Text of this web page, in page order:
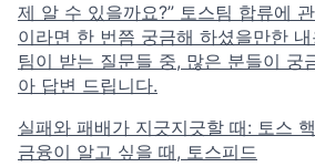
제 알 수 있을까요?” 토스팀 합류에
이라면 한 번쯤 궁금해 하셨을만한
팀이 받는 질문들 중, 많은 분들이 궁
아 답변 드립니다.
실패와 패배가 지긋지긋할 때: 토스
금융이 알고 싶을 때, 토스피드